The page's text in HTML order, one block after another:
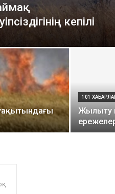
кепілі
101
Жылыту